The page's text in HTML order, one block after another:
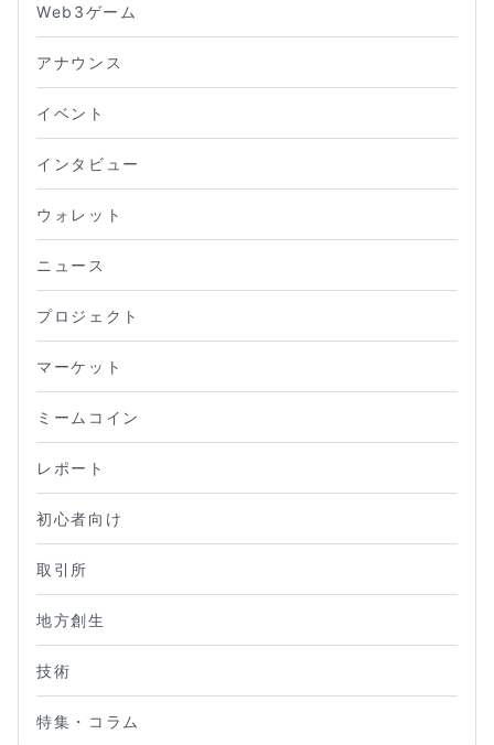
Web3ゲーム
アナウンス
イベント
インタビュー
ウォレット
ニュース
プロジェクト
マーケット
ミームコイン
レポート
初心者向け
取引所
地方創生
技術
特集・コラム